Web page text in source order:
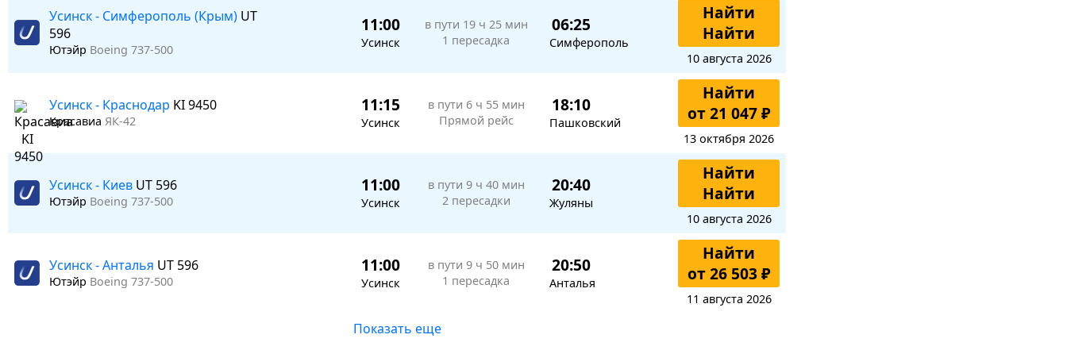
Усинск - Симферополь (Крым) UT
596
Ютэйр Boeing 737-500
11:00
Усинск
в пути 19 ч 25 мин
1 пересадка
06:25
Симферополь
Найти
Найти
10 августа 2026
Усинск - Краснодар KI 9450
Красавиа ЯК-42
11:15
Усинск
в пути 6 ч 55 мин
Прямой рейс
18:10
Пашковский
Найти
от 21 047 ₽
13 октября 2026
Усинск - Киев UT 596
Ютэйр Boeing 737-500
11:00
Усинск
в пути 9 ч 40 мин
2 пересадки
20:40
Жуляны
Найти
Найти
10 августа 2026
Усинск - Анталья UT 596
Ютэйр Boeing 737-500
11:00
Усинск
в пути 9 ч 50 мин
1 пересадка
20:50
Анталья
Найти
от 26 503 ₽
11 августа 2026
Показать еще